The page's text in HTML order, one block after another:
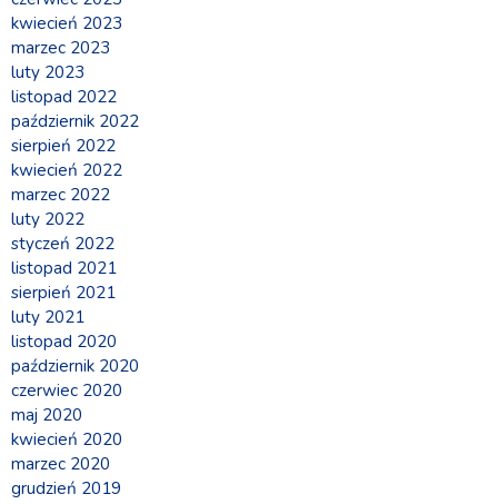
kwiecień 2023
marzec 2023
luty 2023
listopad 2022
październik 2022
sierpień 2022
kwiecień 2022
marzec 2022
luty 2022
styczeń 2022
listopad 2021
sierpień 2021
luty 2021
listopad 2020
październik 2020
czerwiec 2020
maj 2020
kwiecień 2020
marzec 2020
grudzień 2019